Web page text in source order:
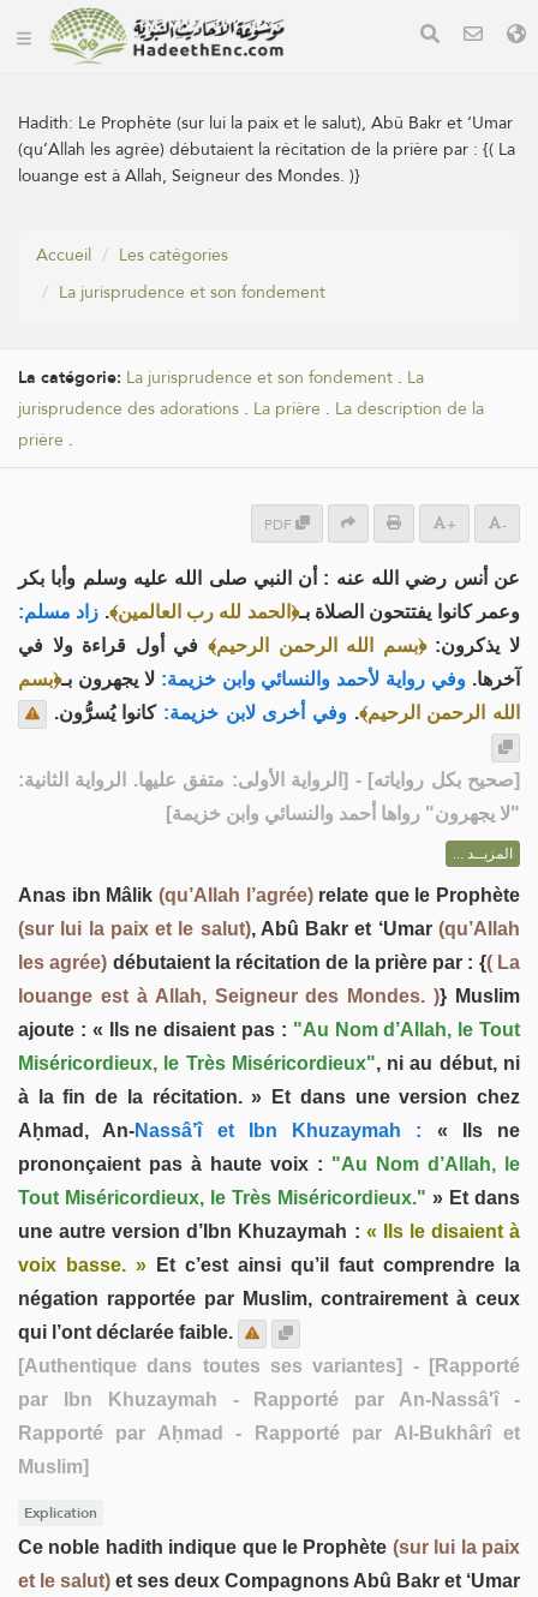
Hadith: Le Prophète (sur lui la paix et le salut), Abû Bakr et ‘Umar
(qu’Allah les agrée) débutaient la récitation de la prière par : {( La
louange est à Allah, Seigneur des Mondes. )}
Accueil
Les catégories
La jurisprudence et son fondement
La catégorie: La jurisprudence et son fondement . La
jurisprudence des adorations . La prière . La description de la
prière .
PDF + -
عن أنس رضي الله عنه : أن النبي صلى الله عليه وسلم وأبا بكر
وعمر كانوا يفتتحون الصلاة بـ﴿الحمد لله رب العالمين﴾. زاد مسلم:
لا يذكرون:﴿بسم الله الرحمن الرحيم﴾ في أول قراءة ولا في
آخرها. وفي رواية لأحمد والنسائي وابن خزيمة: لا يجهرون بـ﴿بسم
الله الرحمن الرحيم﴾. وفي أخرى لابن خزيمة: كانوا يُسرُّون.
[صحيح بكل رواياته] - [الرواية الأولى: متفق عليها. الرواية الثانية:
"لا يجهرون" رواها أحمد والنسائي وابن خزيمة]
المزيــد ...
Anas ibn Mâlik (qu’Allah l’agrée)relate que le Prophète
(sur lui la paix et le salut), Abû Bakr et ‘Umar(qu’Allah
les agrée) débutaient la récitation de la prière par : {( La
louange est à Allah, Seigneur des Mondes. )} Muslim
ajoute : « Ils ne disaient pas : "Au Nom d’Allah, le Tout
Miséricordieux, le Très Miséricordieux", ni au début, ni
à la fin de la récitation. » Et dans une version chez
Aḥmad, An-Nassâ’î et Ibn Khuzaymah : « Ils ne
prononçaient pas à haute voix : "Au Nom d’Allah, le
Tout Miséricordieux, le Très Miséricordieux." » Et dans
une autre version d’Ibn Khuzaymah : « Ils le disaient à
voix basse. » Et c’est ainsi qu’il faut comprendre la
négation rapportée par Muslim, contrairement à ceux
qui l’ont déclarée faible.
[Authentique dans toutes ses variantes]
- [Rapporté
par Ibn Khuzaymah - Rapporté par An-Nassâ'î -
Rapporté par Aḥmad - Rapporté par Al-Bukhârî et
Muslim]
Explication
Ce noble hadith indique que le Prophète (sur lui la paix
et le salut) et ses deux Compagnons Abû Bakr et ‘Umar